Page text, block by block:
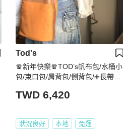
Tod's
🧣新年快樂🧣TOD’s帆布包/水桶小
包/束口包/肩背包/側背包/➕長帶斜
TWD 6,420
狀況良好 本地 免運